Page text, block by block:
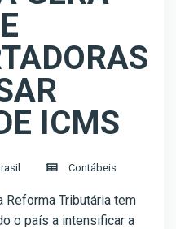
ICMS
Contábeis
Reforma Tributária tem
o país a intensificar a